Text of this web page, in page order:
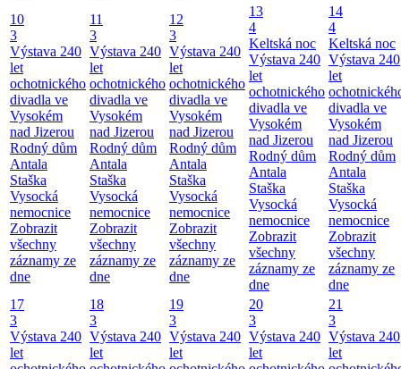
10
3
Výstava 240
let
ochotnického
divadla ve
Vysokém
nad Jizerou
Rodný dům
Antala
Staška
Vysocká
nemocnice
Zobrazit
všechny
záznamy ze
dne
11
3
Výstava 240
let
ochotnického
divadla ve
Vysokém
nad Jizerou
Rodný dům
Antala
Staška
Vysocká
nemocnice
Zobrazit
všechny
záznamy ze
dne
12
3
Výstava 240
let
ochotnického
divadla ve
Vysokém
nad Jizerou
Rodný dům
Antala
Staška
Vysocká
nemocnice
Zobrazit
všechny
záznamy ze
dne
13
4
Keltská noc
Výstava 240
let
ochotnického
divadla ve
Vysokém
nad Jizerou
Rodný dům
Antala
Staška
Vysocká
nemocnice
Zobrazit
všechny
záznamy ze
dne
14
4
Keltská noc
Výstava 240
let
divadla ve
Vysokém
nad Jizerou
Rodný dům
Antala
Staška
Vysocká
nemocnice
Zobrazit
všechny
záznamy ze
dne
17
3
Výstava 240
let
18
3
Výstava 240
let
19
3
Výstava 240
let
20
3
Výstava 240
let
21
3
Výstava 240
let